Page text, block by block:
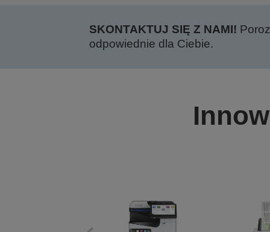
SKONTAKTUJ SIĘ Z NAMI!
odpowiednie dla Ciebie.